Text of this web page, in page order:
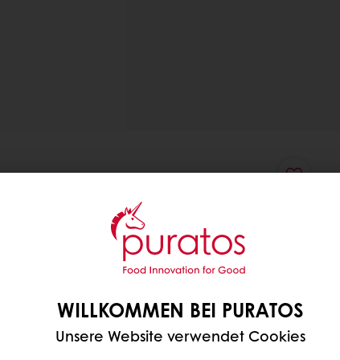
WILLKOMMEN BEI PURATOS
Unsere Website verwendet Cookies